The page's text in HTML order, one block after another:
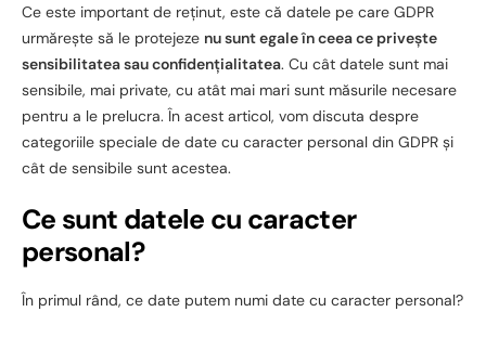
Ce este important de reținut, este că datele pe care GDPR
urmărește să le protejeze nu sunt egale în ceea ce privește
sensibilitatea sau confidențialitatea. Cu cât datele sunt mai
sensibile, mai private, cu atât mai mari sunt măsurile necesare
pentru a le prelucra. În acest articol, vom discuta despre
categoriile speciale de date cu caracter personal din GDPR și
cât de sensibile sunt acestea.
Ce sunt datele cu caracter
personal?
În primul rând, ce date putem numi date cu caracter personal?